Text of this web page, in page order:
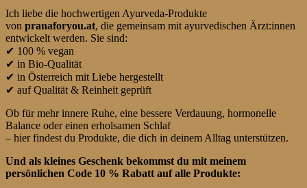
Ich liebe die hochwertigen Ayurveda-Produkte
von pranaforyou.at, die gemeinsam mit ayurvedischen Ärzt:innen
entwickelt werden. Sie sind:
✔ 100 % vegan
✔ in Bio-Qualität
✔ in Österreich mit Liebe hergestellt
✔ auf Qualität & Reinheit geprüft
Ob für mehr innere Ruhe, eine bessere Verdauung, hormonelle
Balance oder einen erholsamen Schlaf
– hier findest du Produkte, die dich in deinem Alltag unterstützen.
Und als kleines Geschenk bekommst du mit meinem
persönlichen Code 10 % Rabatt auf alle Produkte: